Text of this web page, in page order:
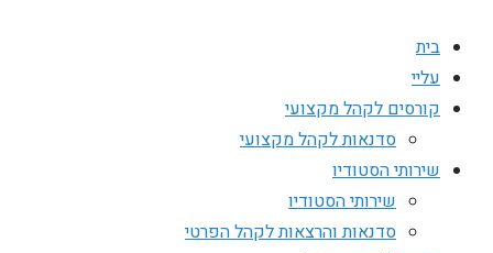
בית
עליי
קורסים לקהל מקצועי
סדנאות לקהל מקצועי
שירותי הסטודיו
שירותי הסטודיו
סדנאות והרצאות לקהל הפרטי